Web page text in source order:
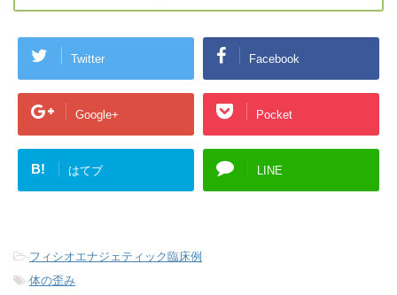
Twitter Facebook
Google+ Pocket
B! はてブ LINE
-フィシオエナジェティック臨床例
-体の歪み